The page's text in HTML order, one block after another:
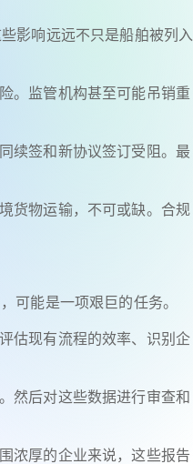
影响远远不只是船舶被列入
。监管机构甚至可能吊销重
续签和新协议签订受阻。最
货物运输，不可或缺。合规
可能是一项艰巨的任务。
估现有流程的效率、识别企
然后对这些数据进行审查和
浓厚的企业来说，这些报告